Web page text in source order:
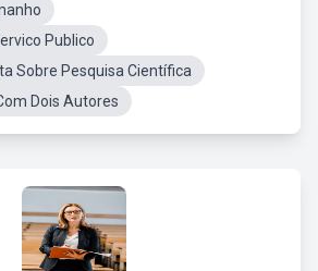
Publico
Sobre Pesquisa Científica
Dois Autores